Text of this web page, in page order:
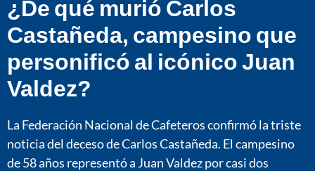
¿De qué murió Carlos
Castañeda, campesino que
personificó al icónico Juan
Valdez?
La Federación Nacional de Cafeteros confirmó la triste
noticia del deceso de Carlos Castañeda. El campesino
de 58 años representó a Juan Valdez por casi dos